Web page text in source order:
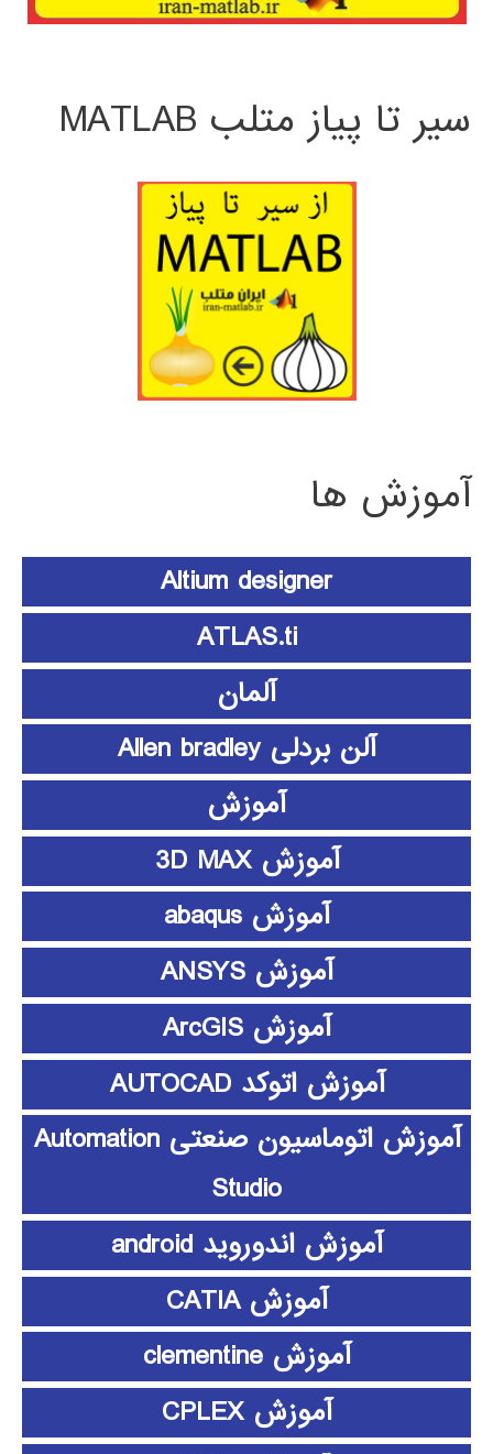
سیر تا پیاز متلب MATLAB
آموزش ها
Altium designer
ATLAS.ti
آلمان
آلن بردلی Allen bradley
آموزش
آموزش 3D MAX
آموزش abaqus
آموزش ANSYS
آموزش ArcGIS
آموزش اتوکد AUTOCAD
آموزش اتوماسیون صنعتی Automation
Studio
آموزش اندوروید android
آموزش CATIA
آموزش clementine
آموزش CPLEX